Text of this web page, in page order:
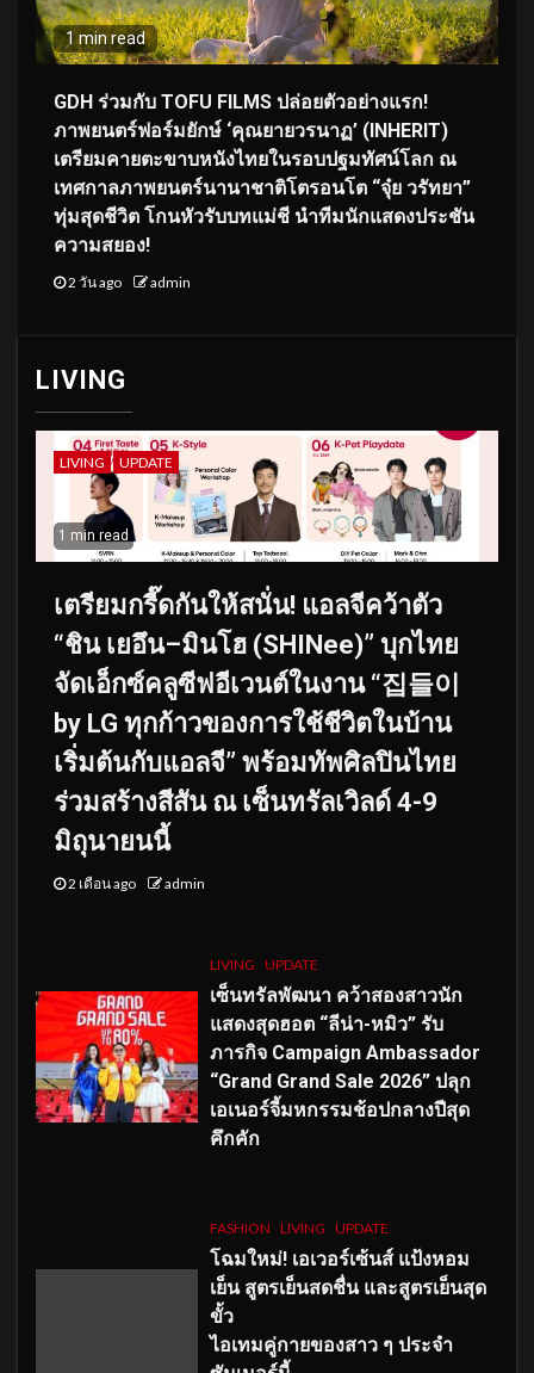
1 min read
GDH ร่วมกับ TOFU FILMS ปล่อยตัวอย่างแรก!
ภาพยนตร์ฟอร์มยักษ์ ‘คุณยายวรนาฏ’ (INHERIT)
เตรียมคายตะขาบหนังไทยในรอบปฐมทัศน์โลก ณ
เทศกาลภาพยนตร์นานาชาติโตรอนโต “จุ๋ย วรัทยา”
ทุ่มสุดชีวิต โกนหัวรับบทแม่ชี นำทีมนักแสดงประชัน
ความสยอง!
2 วัน ago admin
LIVING
LIVING UPDATE
1 min read
เตรียมกรี๊ดกันให้สนั่น! แอลจีคว้าตัว
“ชิน เยอึน–มินโฮ (SHINee)” บุกไทย
จัดเอ็กซ์คลูซีฟอีเวนต์ในงาน “집들이
by LG ทุกก้าวของการใช้ชีวิตในบ้าน
เริ่มต้นกับแอลจี” พร้อมทัพศิลปินไทย
ร่วมสร้างสีสัน ณ เซ็นทรัลเวิลด์ 4-9
มิถุนายนนี้
2 เดือน ago admin
LIVING UPDATE
เซ็นทรัลพัฒนา คว้าสองสาวนัก
แสดงสุดฮอต “ลีน่า-หมิว” รับ
ภารกิจ Campaign Ambassador
“Grand Grand Sale 2026” ปลุก
เอเนอร์จี้มหกรรมช้อปกลางปีสุด
คึกคัก
FASHION LIVING UPDATE
โฉมใหม่! เอเวอร์เซ้นส์ แป้งหอม
เย็น สูตรเย็นสดชื่น และสูตรเย็นสุด
ขั้ว
ไอเทมคู่กายของสาว ๆ ประจำ